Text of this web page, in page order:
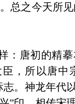
总之今天所
：唐初的精
，所以唐中
。神龙年代